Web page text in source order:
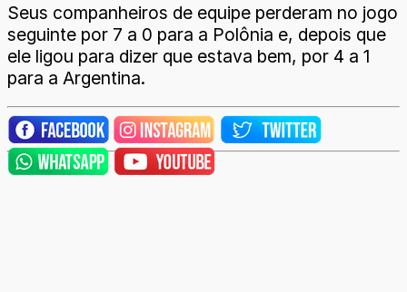
Seus companheiros de equipe perderam no jogo
seguinte por 7 a 0 para a Polônia e, depois que
ele ligou para dizer que estava bem, por 4 a 1
para a Argentina.